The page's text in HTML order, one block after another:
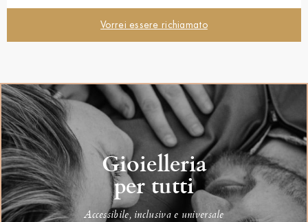
Vorrei essere richiamato
Gioielleria
per tutti
Accessibile, inclusiva e universale